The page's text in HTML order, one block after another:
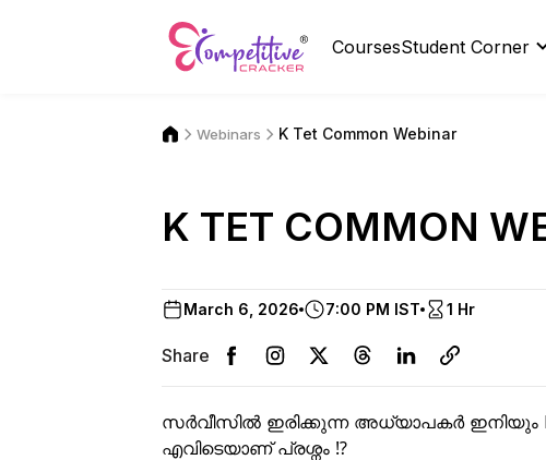
CoursesStudent Corner
Webinars K Tet Common Webinar
K TET COMMON
March 6, 2026 7:00 PM IST 1 Hr
Share
സർവീസിൽ ഇരിക്കുന്ന അധ്യാപകർ ഇനിയും K
എവിടെയാണ് പ്രശ്നം ⁉️